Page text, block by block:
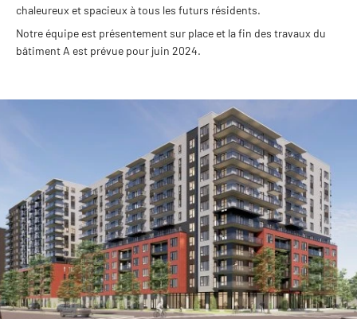
chaleureux et spacieux à tous les futurs résidents.
Notre équipe est présentement sur place et la fin des travaux du
bâtiment A est prévue pour juin 2024.